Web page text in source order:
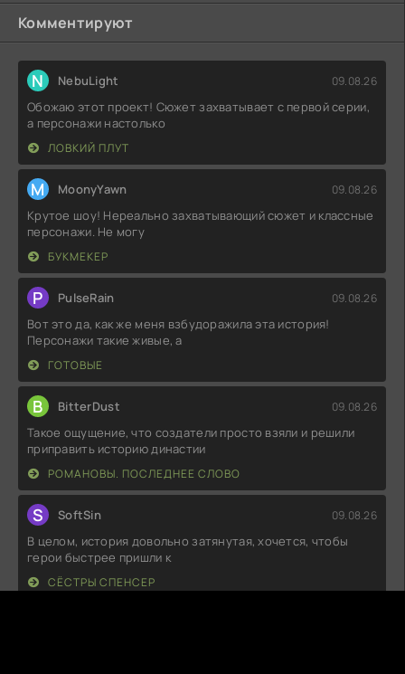
Комментируют
N NebuLight 09.08.26
Обожаю этот проект! Сюжет захватывает с первой серии,
а персонажи настолько
ЛОВКИЙ ПЛУТ
M MoonyYawn 09.08.26
Крутое шоу! Нереально захватывающий сюжет и классные
персонажи. Не могу
БУКМЕКЕР
P PulseRain 09.08.26
Вот это да, как же меня взбудоражила эта история!
Персонажи такие живые, а
ГОТОВЫЕ
B BitterDust 09.08.26
Такое ощущение, что создатели просто взяли и решили
приправить историю династии
РОМАНОВЫ. ПОСЛЕДНЕЕ СЛОВО
S SoftSin 09.08.26
В целом, история довольно затянутая, хочется, чтобы
герои быстрее пришли к
СЁСТРЫ СПЕНСЕР